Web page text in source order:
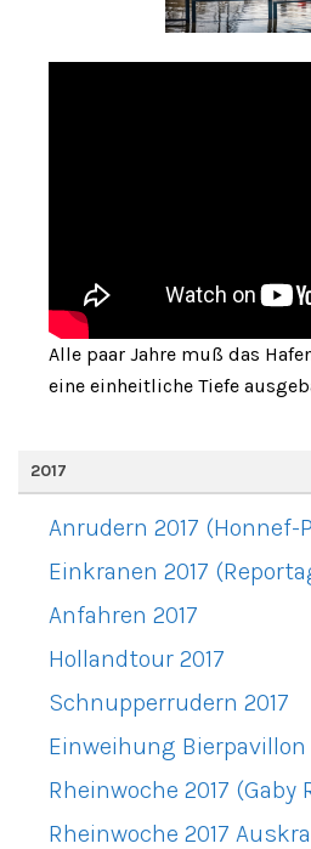
Alle paar Jahre muß das
eine einheitliche Tiefe
2017
Anrudern 2017 (Honnef-
Einkranen 2017
Anfahren 2017
Hollandtour 2017
Schnupperrudern 2017
Einweihung Bierpavillon
Rheinwoche 2017 (Gaby
Rheinwoche 2017